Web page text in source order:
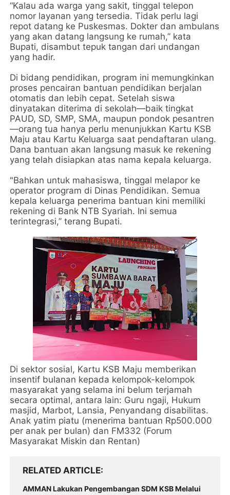
“Kalau ada warga yang sakit, tinggal telepon
nomor layanan yang tersedia. Tidak perlu lagi
repot datang ke Puskesmas. Dokter dan ambulans
yang akan datang langsung ke rumah,” kata
Bupati, disambut tepuk tangan dari undangan
yang hadir.
Di bidang pendidikan, program ini memungkinkan
proses pencairan bantuan pendidikan berjalan
otomatis dan lebih cepat. Setelah siswa
dinyatakan diterima di sekolah—baik tingkat
PAUD, SD, SMP, SMA, maupun pondok pesantren
—orang tua hanya perlu menunjukkan Kartu KSB
Maju atau Kartu Keluarga saat pendaftaran ulang.
Dana bantuan akan langsung masuk ke rekening
yang telah disiapkan atas nama kepala keluarga.
"Bahkan untuk mahasiswa, tinggal melapor ke
operator program di Dinas Pendidikan. Semua
kepala keluarga penerima bantuan kini memiliki
rekening di Bank NTB Syariah. Ini semua
terintegrasi,” terang Bupati.
Di sektor sosial, Kartu KSB Maju memberikan
insentif bulanan kepada kelompok-kelompok
masyarakat yang selama ini belum terjamah
secara optimal, antara lain: Guru ngaji, Hukum
masjid, Marbot, Lansia, Penyandang disabilitas.
Anak yatim piatu (menerima bantuan Rp500.000
per anak per bulan) dan FM332 (Forum
Masyarakat Miskin dan Rentan)
RELATED ARTICLE
AMMAN Lakukan Pengembangan SDM KSB Melalui